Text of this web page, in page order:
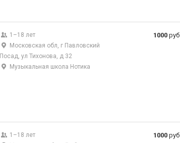
1–18 лет
Московская обл, г Павловский
Посад, ул Тихонова, д 32
Музыкальная школа Нотика
1000
1–18 лет
1000